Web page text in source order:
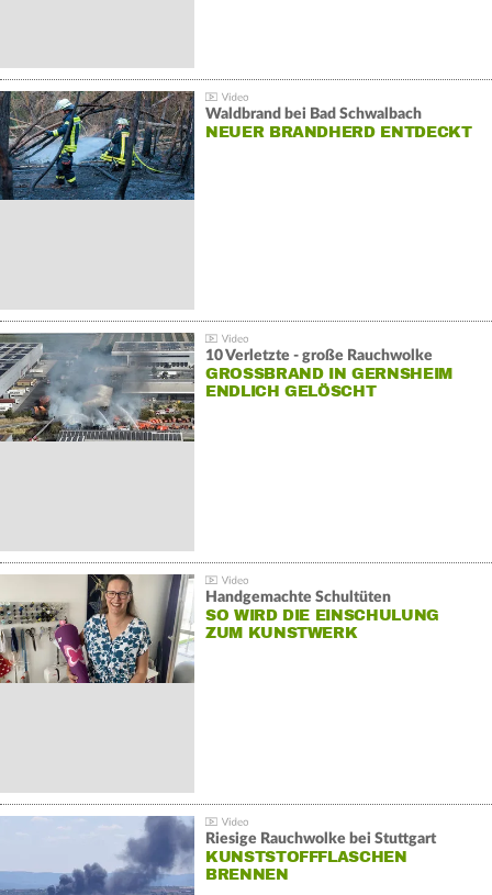
Waldbrand bei Bad Schwalbach
NEUER BRANDHERD ENTDECKT
10 Verletzte - große Rauchwolke
GROSSBRAND IN GERNSHEIM E
NDLICH GELÖSCHT
Handgemachte Schultüten
SO WIRD DIE EINSCHULUNG
ZUM KUNSTWERK
Riesige Rauchwolke bei Stuttgart
KUNSTSTOFFFLASCHEN
BRENNEN